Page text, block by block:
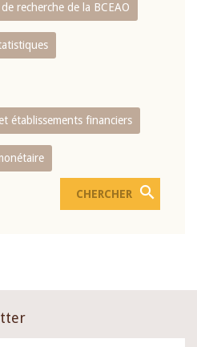
recherche de la BCEAO
établissements financiers